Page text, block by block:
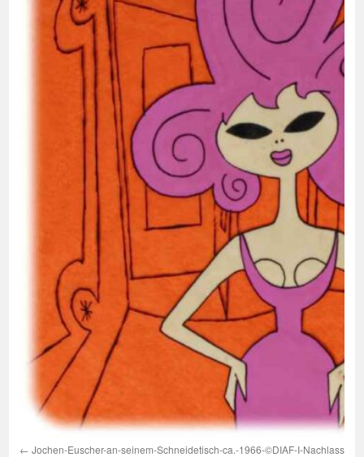
Jochen-Euscher-an-seinem-Schneidetisch-ca.-1966-©DIAF-I-Nachlass-